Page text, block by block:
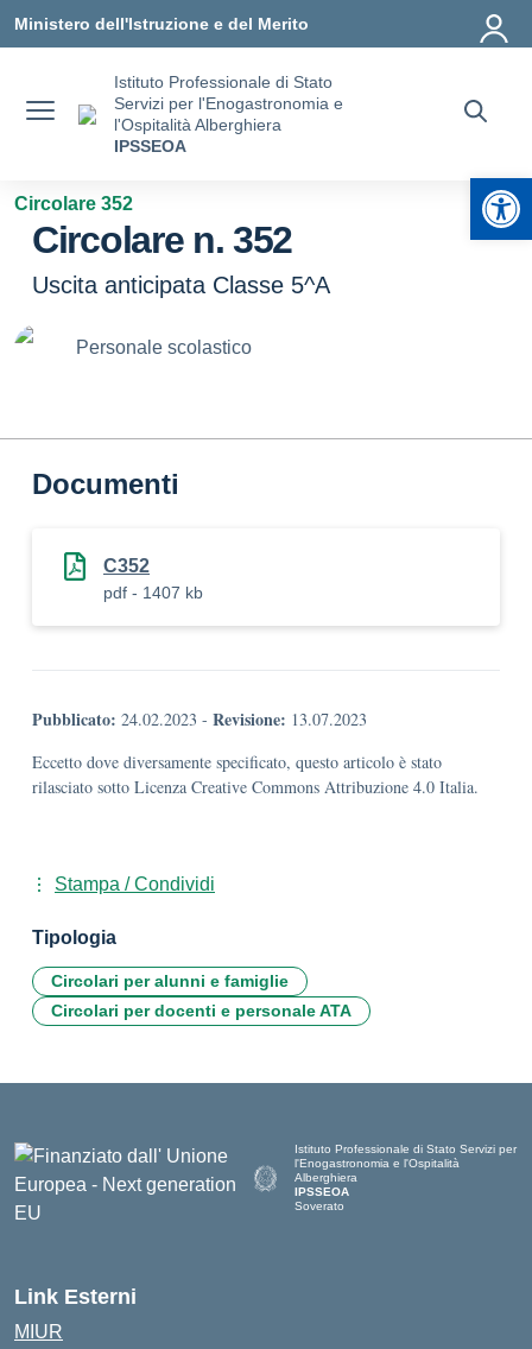
Ministero dell'Istruzione e del Merito
Istituto Professionale di Stato
Servizi per l'Enogastronomia e
l'Ospitalità Alberghiera
IPSSEOA
Circolare 352
Circolare n. 352
Uscita anticipata Classe 5^A
Personale scolastico
Documenti
C352
pdf - 1407 kb
Pubblicato: 24.02.2023 - Revisione: 13.07.2023
Eccetto dove diversamente specificato, questo articolo è stato
rilasciato sotto Licenza Creative Commons Attribuzione 4.0 Italia.
Stampa / Condividi
Tipologia
Circolari per alunni e famiglie
Circolari per docenti e personale ATA
Istituto Professionale di Stato Servizi per
l'Enogastronomia e l'Ospitalità
Alberghiera
IPSSEOA
Soverato
Link Esterni
MIUR